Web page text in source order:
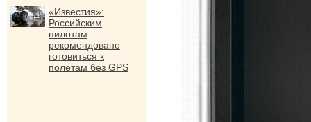
«Известия»:
Российским
пилотам
рекомендовано
готовиться к
полетам без GPS